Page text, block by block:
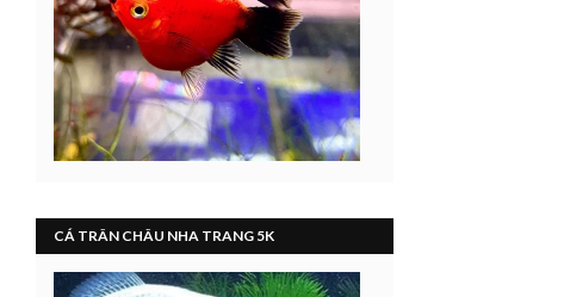
CÁ TRÂN CHÂU NHA TRANG 5K